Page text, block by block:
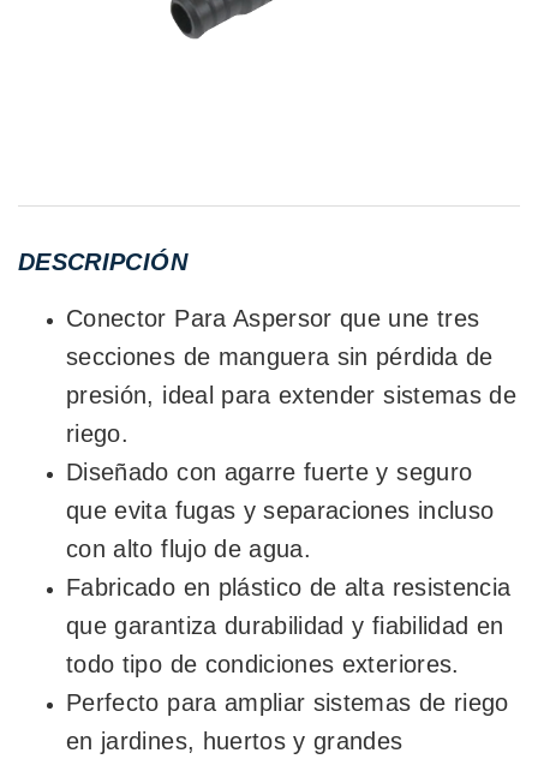
DESCRIPCIÓN
Conector Para Aspersor que une tres
secciones de manguera sin pérdida de
presión, ideal para extender sistemas de
riego.
Diseñado con agarre fuerte y seguro
que evita fugas y separaciones incluso
con alto flujo de agua.
Fabricado en plástico de alta resistencia
que garantiza durabilidad y fiabilidad en
todo tipo de condiciones exteriores.
Perfecto para ampliar sistemas de riego
en jardines, huertos y grandes